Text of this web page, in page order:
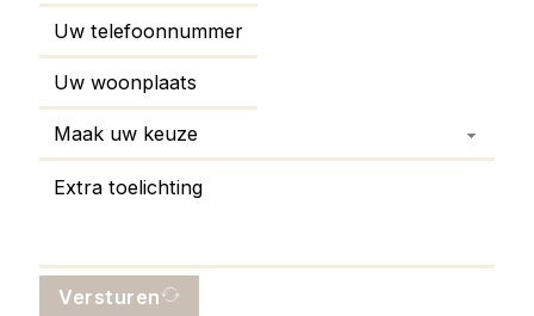
Versturen